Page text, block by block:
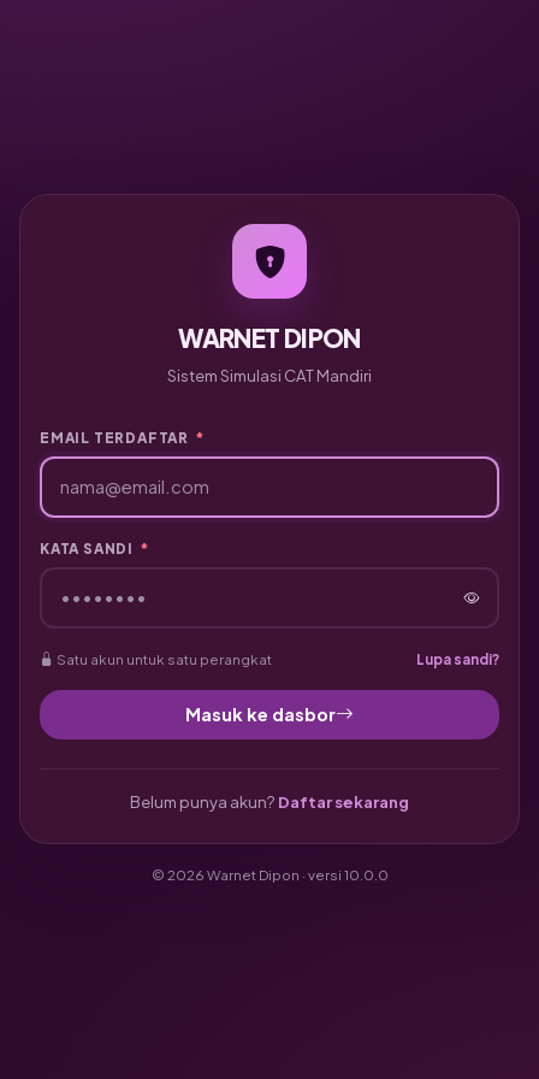
WARNET DIPON
Sistem Simulasi CAT Mandiri
EMAIL TERDAFTAR *
KATA SANDI *
Satu akun untuk satu perangkat Lupa sandi?
Masuk ke dasbor
Belum punya akun? Daftar sekarang
© 2026 Warnet Dipon · versi 10.0.0